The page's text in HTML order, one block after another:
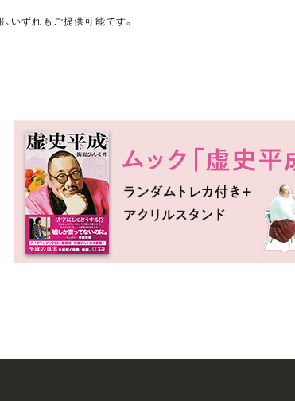
いずれもご提供可能です。